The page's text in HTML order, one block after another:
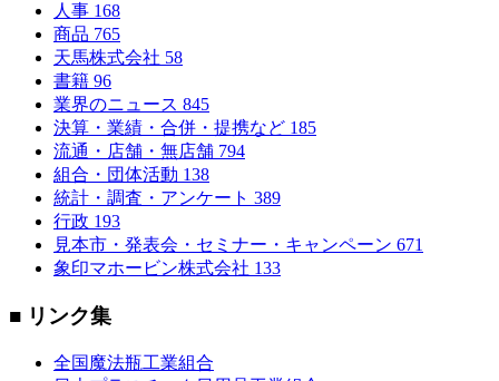
人事 168
商品 765
天馬株式会社 58
書籍 96
業界のニュース 845
決算・業績・合併・提携など 185
流通・店舗・無店舗 794
組合・団体活動 138
統計・調査・アンケート 389
行政 193
見本市・発表会・セミナー・キャンペーン 671
象印マホービン株式会社 133
■ リンク集
全国魔法瓶工業組合